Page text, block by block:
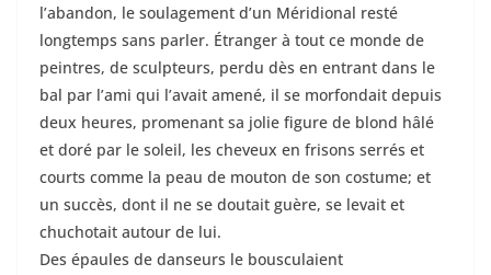
l’abandon, le soulagement d’un Méridional resté
longtemps sans parler. Étranger à tout ce monde de
peintres, de sculpteurs, perdu dès en entrant dans le
bal par l’ami qui l’avait amené, il se morfondait depuis
deux heures, promenant sa jolie figure de blond hâlé
et doré par le soleil, les cheveux en frisons serrés et
courts comme la peau de mouton de son costume; et
un succès, dont il ne se doutait guère, se levait et
chuchotait autour de lui.
Des épaules de danseurs le bousculaient